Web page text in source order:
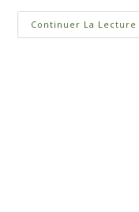
Continuer La Lecture